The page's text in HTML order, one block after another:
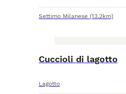
Settimo Milanese (13.2km)
Cuccioli di lagotto
Lagotto